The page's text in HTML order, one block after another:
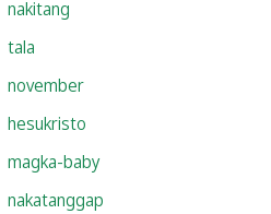
nakitang
tala
november
hesukristo
magka-baby
nakatanggap